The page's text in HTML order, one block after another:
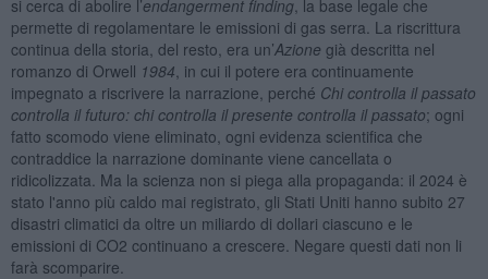
si cerca di abolire l’endangerment finding, la base legale che
permette di regolamentare le emissioni di gas serra. La riscrittura
continua della storia, del resto, era un’Azione già descritta nel
romanzo di Orwell 1984 , in cui il potere era continuamente
impegnato a riscrivere la narrazione, perché Chi controlla il passato
controlla il futuro: chi controlla il presente controlla il passato; ogni
fatto scomodo viene eliminato, ogni evidenza scientifica che
contraddice la narrazione dominante viene cancellata o
ridicolizzata. Ma la scienza non si piega alla propaganda: il 2024 è
stato l'anno più caldo mai registrato, gli Stati Uniti hanno subito 27
disastri climatici da oltre un miliardo di dollari ciascuno e le
emissioni di CO2 continuano a crescere. Negare questi dati non li
farà scomparire.